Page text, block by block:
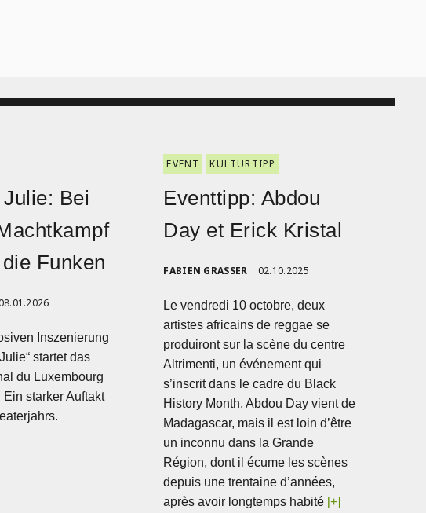
Bei
Funken
Inszenierung
startet das
du Luxembourg
Ein starker Auftakt
EVENT KULTURTIPP
Eventtipp: Abdou
Day et Erick Kristal
FABIEN GRASSER 02.10.2025
Le vendredi 10 octobre, deux
artistes africains de reggae se
produiront sur la scène du centre
Altrimenti, un événement qui
s’inscrit dans le cadre du Black
History Month. Abdou Day vient de
Madagascar, mais il est loin d’être
un inconnu dans la Grande
Région, dont il écume les scènes
depuis une trentaine d’années,
après avoir longtemps habité [+]